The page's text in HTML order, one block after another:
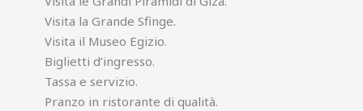
Visita la Grande Sfinge.
Visita il Museo Egizio.
Biglietti d’ingresso.
Tassa e servizio.
Pranzo in ristorante di qualità.